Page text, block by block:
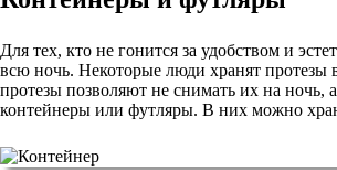
Для тех, кто не гонится за удобством и
всю ночь. Некоторые люди хранят
протезы позволяют не снимать их на ночь,
контейнеры или футляры. В них можно